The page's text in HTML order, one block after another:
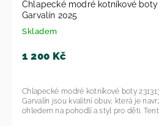
modré kotníkové boty 231313
2025
modré kotníkové boty 231313 od značky
jsou kvalitní obuv, která je navržena s
na pohodlí a styl pro děti. Tento...